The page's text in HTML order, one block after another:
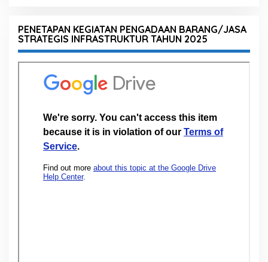
PENETAPAN KEGIATAN PENGADAAN BARANG/JASA
STRATEGIS INFRASTRUKTUR TAHUN 2025